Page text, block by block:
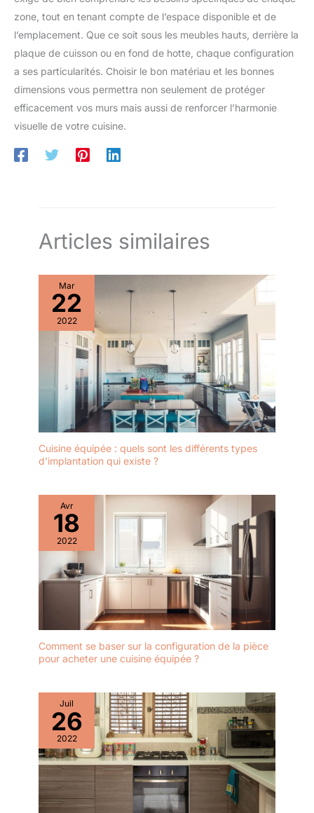
zone, tout en tenant compte de l’espace disponible et de
l’emplacement. Que ce soit sous les meubles hauts, derrière la
plaque de cuisson ou en fond de hotte, chaque configuration
a ses particularités. Choisir le bon matériau et les bonnes
dimensions vous permettra non seulement de protéger
efficacement vos murs mais aussi de renforcer l’harmonie
visuelle de votre cuisine.
Articles similaires
Mar
22
2022
Cuisine équipée : quels sont les différents types
d’implantation qui existe ?
Avr
18
2022
Comment se baser sur la configuration de la pièce
pour acheter une cuisine équipée ?
Juil
26
2022